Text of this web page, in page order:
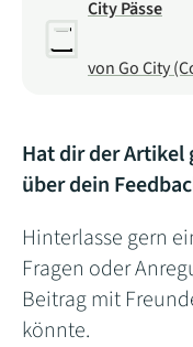
City Pässe
von Go City
Hat dir der Artikel
über dein
Hinterlasse gern
Fragen oder
Beitrag mit
könnte.